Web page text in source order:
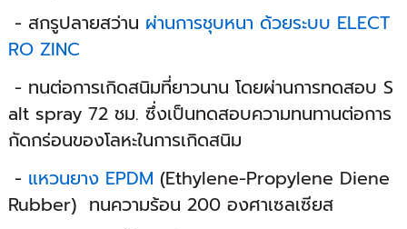
- สกรูปลายสว่าน ผ่านการชุบหนา ด้วยระบบ ELECT
RO ZINC
- ทนต่อการเกิดสนิมที่ยาวนาน โดยผ่านการทดสอบ S
alt spray 72 ชม. ซึ่งเป็นทดสอบความทนทานต่อการ
กัดกร่อนของโลหะในการเกิดสนิม
- แหวนยาง EPDM (Ethylene-Propylene Diene
Rubber) ทนความร้อน 200 องศาเซลเซียส